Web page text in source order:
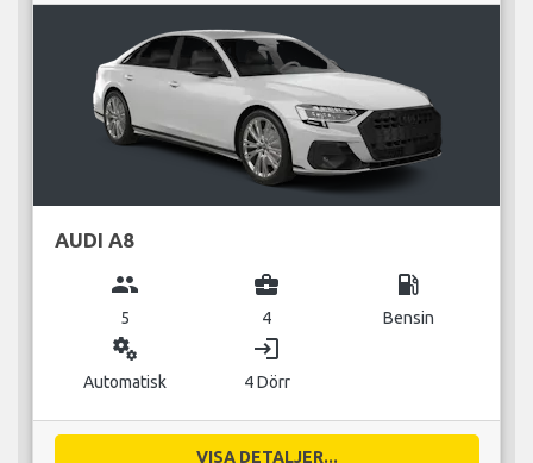
AUDI A8
group
5
business_center
4
local_gas_station
Bensin
miscellaneous_services
Automatisk
login
4 Dörr
VISA DETALJER...